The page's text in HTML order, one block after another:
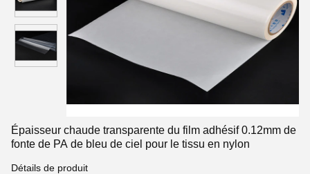
Épaisseur chaude transparente du film adhésif 0.12mm de
fonte de PA de bleu de ciel pour le tissu en nylon
Détails de produit